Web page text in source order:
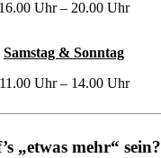
16.00 Uhr – 20.00 Uhr
Samstag & Sonntag
11.00 Uhr – 14.00 Uhr
„etwas mehr“ sein?